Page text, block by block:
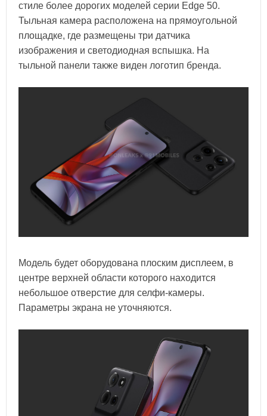
стиле более дорогих моделей серии Edge 50.
Тыльная камера расположена на прямоугольной
площадке, где размещены три датчика
изображения и светодиодная вспышка. На
тыльной панели также виден логотип бренда.
Модель будет оборудована плоским дисплеем, в
центре верхней области которого находится
небольшое отверстие для селфи-камеры.
Параметры экрана не уточняются.